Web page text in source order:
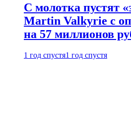
С молотка пустят
Martin Valkyrie с
на 57 миллионов
1 год спустя1 год спустя